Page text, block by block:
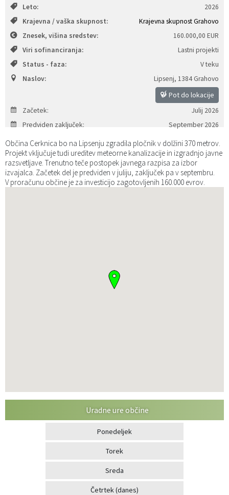
Leto:
2026
Krajevna / vaška skupnost:
Krajevna skupnost Grahovo
Znesek, višina sredstev:
160.000,00 EUR
Viri sofinanciranja:
Lastni projekti
Status - faza:
V teku
Naslov:
Lipsenj, 1384 Grahovo
Pot do lokacije
Začetek:
Julij 2026
Predviden zaključek:
September 2026
Občina Cerknica bo na Lipsenju zgradila pločnik v dolžini 370 metrov.
Projekt vključuje tudi ureditev meteorne kanalizacije in izgradnjo javne
razsvetljave. Trenutno teče postopek javnega razpisa za izbor
izvajalca. Začetek del je predviden v juliju, zaključek pa v septembru.
V proračunu občine je za investicijo zagotovljenih 160.000 evrov.
Uradne ure občine
Ponedeljek
Torek
Sreda
Četrtek(danes)
Katalog informacij javnega značaja
Vizitka občine
Predsedniki političnih strank
Služba za okolje in prostor
Služba za stanovanjsko dejavnost
Služba za civilno zaščito
Služba za šport
Služba za krajevne skupnosti
Občinski predpisi
Strategije in koncepti
Proračuni občine